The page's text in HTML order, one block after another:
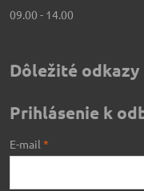
09.00 - 14.00
Dôležité odkazy
Prihlásenie k
E-mail *